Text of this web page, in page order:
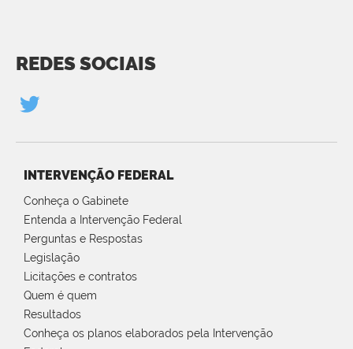
REDES SOCIAIS
INTERVENÇÃO FEDERAL
Conheça o Gabinete
Entenda a Intervenção Federal
Perguntas e Respostas
Legislação
Licitações e contratos
Quem é quem
Resultados
Conheça os planos elaborados pela Intervenção